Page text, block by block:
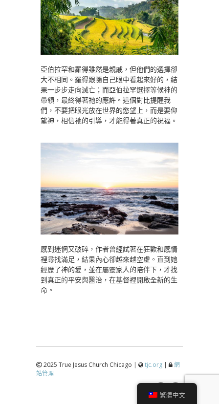
亞伯拉罕和羅得雖然是親戚，但他們的選擇卻
大不相同。羅得跟隨自己眼中看起來好的，結
果一步步走向滅亡；而亞伯拉罕選擇等候神的
帶領，最終得著祂的應許。這個對比提醒我
們，不要把眼光放在世界的慾望上，而是要仰
望神，相信祂的引導，才能得著真正的祝福。
感到迷惘又破碎，作者曾經試著在狂歡和感情
裡尋找滿足，結果內心卻越來越空虛。直到她
經歷了神的愛，並在屬靈家人的陪伴下，才找
到真正的平安與醫治，在基督裡開啟全新的生
命。
2025 True Jesus Church Chicago | tjc.org|
網
站管理
繁體中文